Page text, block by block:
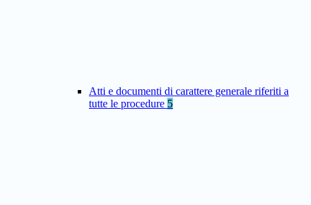
Atti e documenti di carattere generale riferiti a
tutte le procedure 5